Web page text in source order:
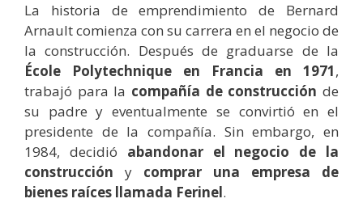
La historia de emprendimiento de Bernard
Arnault comienza con su carrera en el negocio de
la construcción. Después de graduarse de la
École Polytechnique en Francia en 1971,
trabajó para la compañía de construcción de
su padre y eventualmente se convirtió en el
presidente de la compañía. Sin embargo, en
1984, decidió abandonar el negocio de la
construcción y comprar una empresa de
bienes raíces llamada Ferinel.